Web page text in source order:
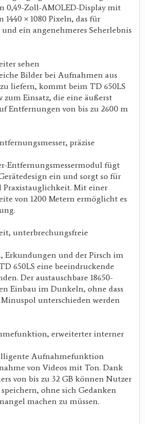
0,49-Zoll-AMOLED-Display mit
× 1080 Pixeln, das für
ein angenehmeres Seherlebnis
sehen
Bilder bei Aufnahmen aus
liefern, kommt beim TD 650LS
Einsatz, die eine äußerst
Entfernungen von bis zu 2600 m
präzise
Entfernungsmessermodul fügt
ein und sorgt so für
Mit einer
von 1200 Metern ermöglicht es
unterbrechungsfreie
Erkundungen und der Pirsch im
650LS eine beeindruckende
Der austauschbare 18650-
Einbau im Dunkeln, ohne dass
unterschieden werden
erweiterter interner
Aufnahmefunktion
von Videos mit Ton. Dank
von bis zu 32 GB können Nutzer
ohne sich Gedanken
machen zu müssen.